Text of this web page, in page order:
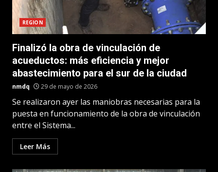
REGION
Finalizó la obra de vinculación de
acueductos: más eficiencia y mejor
abastecimiento para el sur de la ciudad
nmdq 29 de mayo de 2026
Se realizaron ayer las maniobras necesarias para la
puesta en funcionamiento de la obra de vinculación
entre el Sistema...
Leer Más